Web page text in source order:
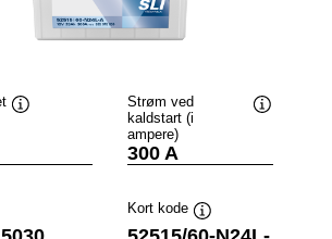
Strøm ved
kaldstart (i
ampere)
300 A
Kort kode
Verktøytips